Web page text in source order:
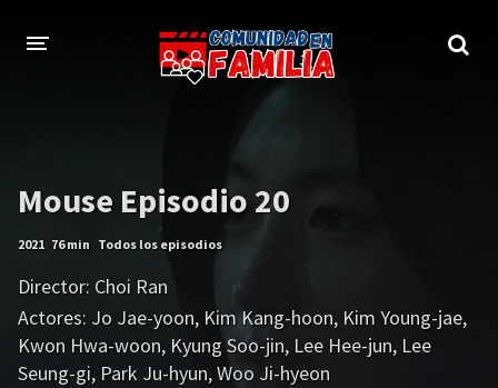
Mouse Episodio 20
2021 76 min Todos los episodios
Director: Choi Ran
Actores: Jo Jae-yoon, Kim Kang-hoon, Kim Young-jae,
Kwon Hwa-woon, Kyung Soo-jin, Lee Hee-jun, Lee
Seung-gi, Park Ju-hyun,Woo Ji-hyeon